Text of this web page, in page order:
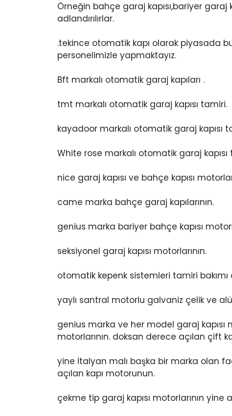
Örneğin bahçe garaj kapısı,bariyer garaj
adlandırılırlar.
.tekince otomatik kapı olarak piyasada
personelimizle yapmaktayız.
Bft markalı otomatik garaj kapıları .
tmt markalı otomatik garaj kapısı tamiri.
kayadoor markalı otomatik garaj kapısı
White rose markalı otomatik garaj kapısı
nice garaj kapısı ve bahçe kapısı
came marka bahçe garaj kapılarının.
genius marka bariyer bahçe kapısı
seksiyonel garaj kapısı motorlarının.
otomatik kepenk sistemleri tamiri bakımı
yaylı santral motorlu galvaniz çelik ve
genius marka ve her model garaj
motorlarının. doksan derece açılan çift
yine İtalyan malı başka bir marka olan
açılan kapı motorunun.
çekme tip garaj kapısı motorlarının